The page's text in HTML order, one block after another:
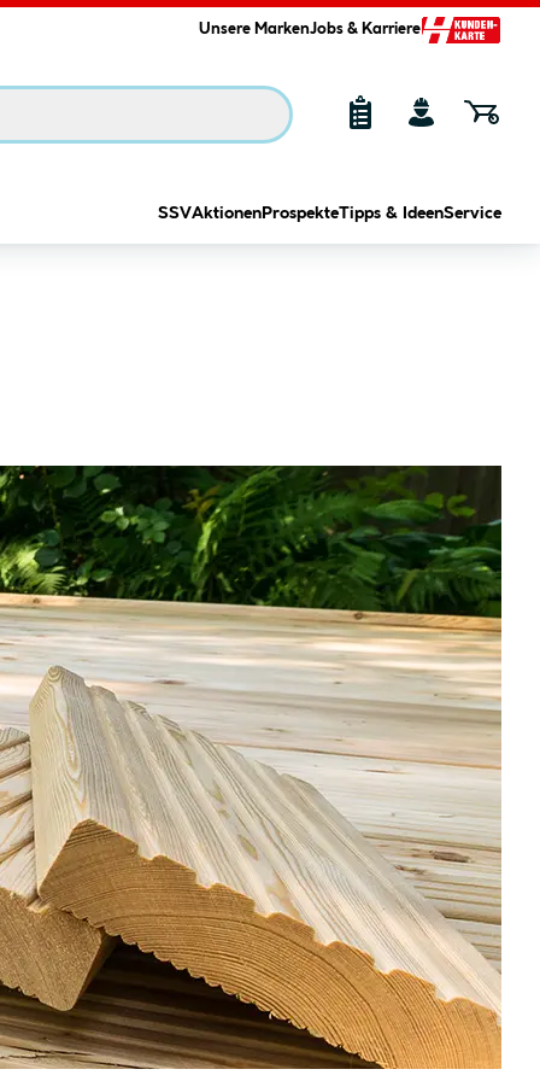
Unsere MarkenJobs & Karriere
SSVAktionen ProspekteTipps & IdeenService